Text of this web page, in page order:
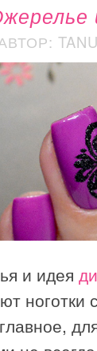
и идея
ноготки